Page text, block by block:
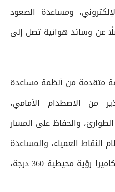
ومساعدة الصعود
عن وسائد هوائية تصل إلى
متقدمة من أنظمة مساعدة
من الاصطدام الأمامي،
والحفاظ على المسار
النقاط العمياء، والمساعدة
في القيادة داخل الازدحام، وكاميرا رؤية محيطية 360 درجة،